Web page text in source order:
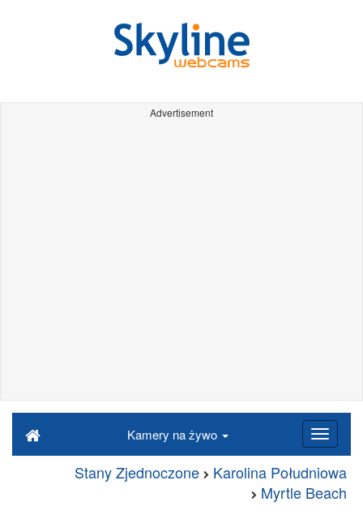
Advertisement
Kamery na żywo
Stany Zjednoczone
Karolina Południowa
Myrtle Beach